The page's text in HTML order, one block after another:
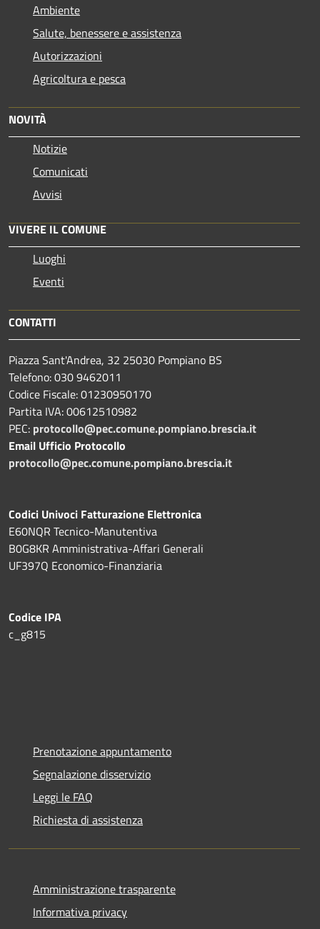
Ambiente
Salute, benessere e assistenza
Autorizzazioni
Agricoltura e pesca
NOVITÀ
Notizie
Comunicati
Avvisi
VIVERE IL COMUNE
Luoghi
Eventi
CONTATTI
Piazza Sant'Andrea, 32 25030 Pompiano BS
Telefono: 030 9462011
Codice Fiscale: 01230950170
Partita IVA: 00612510982
PEC: protocollo@pec.comune.pompiano.brescia.it
Email Ufficio Protocollo
protocollo@pec.comune.pompiano.brescia.it
Codici Univoci Fatturazione Elettronica
E60NQR Tecnico-Manutentiva
B0G8KR Amministrativa-Affari Generali
UF397Q Economico-Finanziaria
Codice IPA
c_g815
Prenotazione appuntamento
Segnalazione disservizio
Leggi le FAQ
Richiesta di assistenza
Amministrazione trasparente
Informativa privacy